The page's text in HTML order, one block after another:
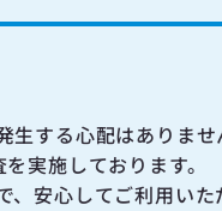
する心配はありませ
実施しております。
、安心してご利用いた